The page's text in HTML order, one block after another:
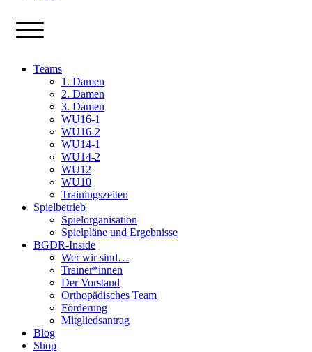
Teams
1. Damen
2. Damen
3. Damen
WU16-1
WU16-2
WU14-1
WU14-2
WU12
WU10
Trainingszeiten
Spielbetrieb
Spielorganisation
Spielpläne und Ergebnisse
BGDR-Inside
Wer wir sind…
Trainer*innen
Der Vorstand
Orthopädisches Team
Förderung
Mitgliedsantrag
Blog
Shop